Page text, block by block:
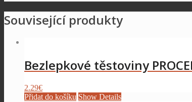
Související produkty
Bezlepkové těstoviny
2.29€
Přidat do košíku Show Details